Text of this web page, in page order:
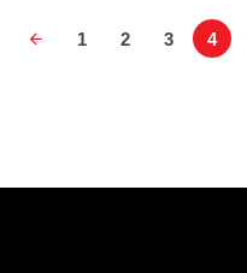
1 2 3 4